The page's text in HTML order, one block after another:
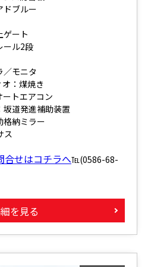
ドブルー
ゲート
ール2段
／モニタ
：煤焼き
ートエアコン
坂道発進補助装置
格納ミラー
ス
せはコチラへ℡(0586-68-
を見る